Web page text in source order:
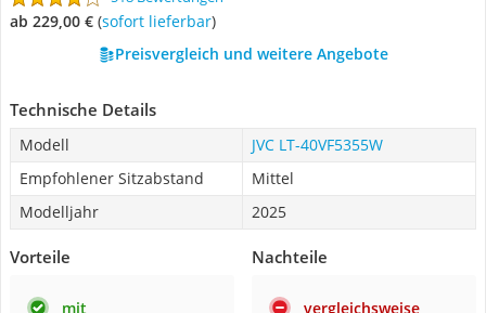
ab 229,00 € ( Sofort lieferbar)
Preisvergleich und weitere Angebote
Technische Details
Modell
JVC LT-40VF5355W
Empfohlener Sitzabstand
Mittel
Modelljahr
2025
Vorteile
mit
Nachteile
vergleichsweise